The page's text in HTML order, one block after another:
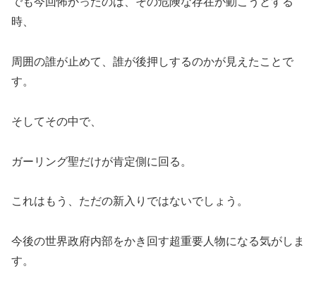
時、
周囲の誰が止めて、誰が後押しするのかが見えたことで
す。
そしてその中で、
ガーリング聖だけが肯定側に回る。
これはもう、ただの新入りではないでしょう。
今後の世界政府内部をかき回す超重要人物になる気がしま
す。